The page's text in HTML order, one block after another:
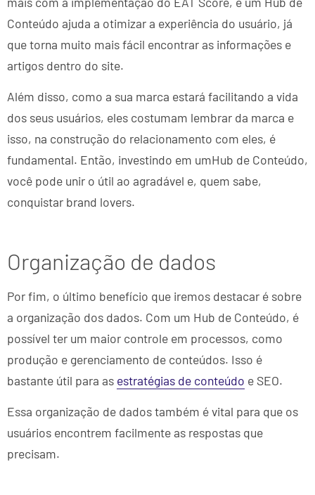
Conteúdo ajuda a otimizar a experiência do usuário, já
que torna muito mais fácil encontrar as informações e
artigos dentro do site.
Além disso, como a sua marca estará facilitando a vida
dos seus usuários, eles costumam lembrar da marca e
isso, na construção do relacionamento com eles, é
fundamental. Então, investindo em umHub de Conteúdo,
você pode unir o útil ao agradável e, quem sabe,
conquistar brand lovers.
Organização de dados
Por fim, o último benefício que iremos destacar é sobre
a organização dos dados. Com um Hub de Conteúdo, é
possível ter um maior controle em processos, como
produção e gerenciamento de conteúdos. Isso é
bastante útil para as estratégias de conteúdo e SEO.
Essa organização de dados também é vital para que os
usuários encontrem facilmente as respostas que
precisam.